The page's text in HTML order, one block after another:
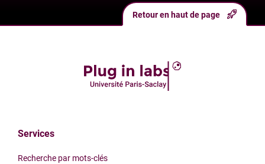
Services
Recherche par mots-clés
Retour en haut de page